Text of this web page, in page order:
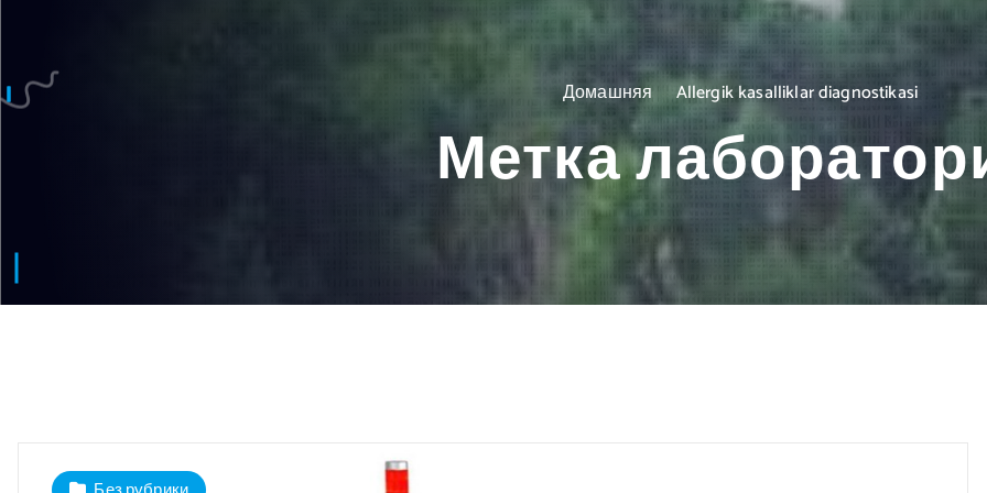
Домашняя Allergik kasalliklar diagnostikasi
Метка